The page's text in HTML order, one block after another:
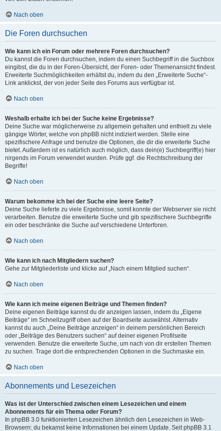
Nach oben
Die Foren durchsuchen
Wie kann ich ein Forum oder mehrere Foren durchsuchen?
Du kannst die Foren durchsuchen, indem du einen Suchbegriff in die Suchbox
eingibst, die du in der Foren-Übersicht, der Foren- oder Themenansicht findest.
Erweiterte Suchmöglichkeiten erhältst du, indem du den „Erweiterte Suche“-
Link anklickst, der von jeder Seite des Forums aus verfügbar ist.
Nach oben
Weshalb erhalte ich bei der Suche keine Ergebnisse?
Deine Suche war möglicherweise zu allgemein gehalten und enthielt zu viele
gängige Wörter, welche von phpBB nicht indiziert werden. Stelle eine
spezifischere Anfrage und benutze die Optionen, die dir die erweiterte Suche
bietet. Außerdem ist es natürlich auch möglich, dass dein(e) Suchbegriff(e) hier
nirgends im Forum verwendet wurden. Prüfe ggf. die Rechtschreibung der
Begriffe!
Nach oben
Warum bekomme ich bei der Suche eine leere Seite?
Deine Suche lieferte zu viele Ergebnisse, somit konnte der Webserver sie nicht
verarbeiten. Benutze die erweiterte Suche und gib spezifischere Suchbegriffe
ein oder beschränke die Suche auf verschiedene Unterforen.
Nach oben
Wie kann ich nach Mitgliedern suchen?
Gehe zur Mitgliederliste und klicke auf „Nach einem Mitglied suchen“.
Nach oben
Wie kann ich meine eigenen Beiträge und Themen finden?
Deine eigenen Beiträge kannst du dir anzeigen lassen, indem du „Eigene
Beiträge“ im Schnellzugriff oben auf der Boardseite auswählst. Alternativ
kannst du auch „Deine Beiträge anzeigen“ in deinem persönlichen Bereich
oder „Beiträge des Benutzers suchen“ auf deiner eigenen Profilseite
verwenden. Benutze die erweiterte Suche, um nach von dir erstellen Themen
zu suchen. Trage dort die entsprechenden Optionen in die Suchmaske ein.
Nach oben
Abonnements und Lesezeichen
Was ist der Unterschied zwischen einem Lesezeichen und einem
Abonnements für ein Thema oder Forum?
In phpBB 3.0 funktionierten Lesezeichen ähnlich den Lesezeichen in Web-
Browsern: du bekamst keine Informationen bei einem Update. Seit phpBB 3.1